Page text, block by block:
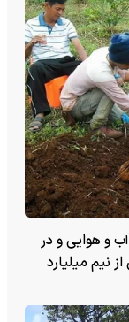
و هوایی و در
نیم میلیارد